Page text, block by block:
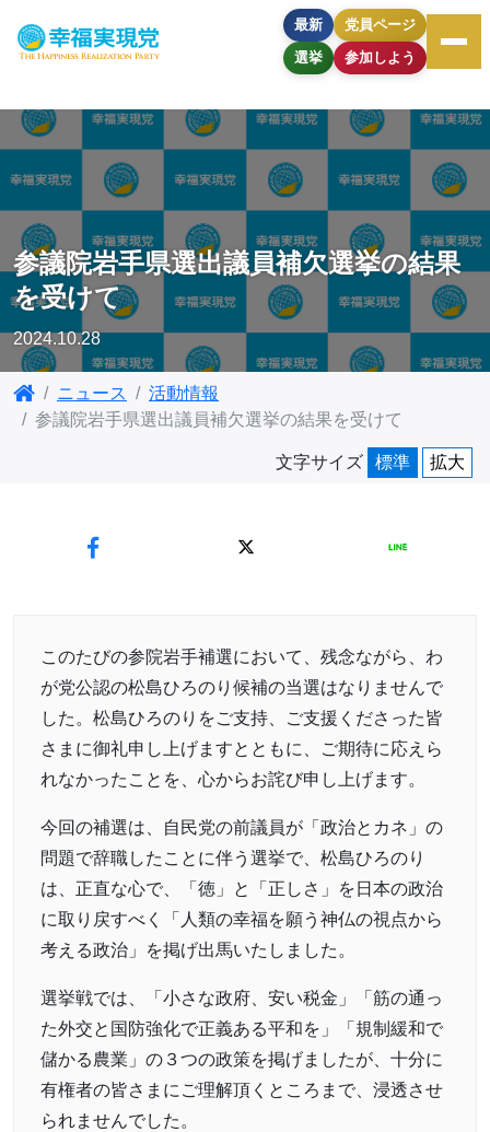
最新
選挙
党員ページ
参加しよう
参議院岩手県選出議員補欠選挙の結果
を受けて
2024.10.28
ニュース
活動情報
参議院岩手県選出議員補欠選挙の結果を受けて
文字サイズ 標準 拡大
このたびの参院岩手補選において、残念ながら、わ
が党公認の松島ひろのり候補の当選はなりませんで
した。松島ひろのりをご支持、ご支援くださった皆
さまに御礼申し上げますとともに、ご期待に応えら
れなかったことを、心からお詫び申し上げます。
今回の補選は、自民党の前議員が「政治とカネ」の
問題で辞職したことに伴う選挙で、松島ひろのり
は、正直な心で、「徳」と「正しさ」を日本の政治
に取り戻すべく「人類の幸福を願う神仏の視点から
考える政治」を掲げ出馬いたしました。
選挙戦では、「小さな政府、安い税金」「筋の通っ
た外交と国防強化で正義ある平和を」「規制緩和で
儲かる農業」の３つの政策を掲げましたが、十分に
有権者の皆さまにご理解頂くところまで、浸透させ
られませんでした。